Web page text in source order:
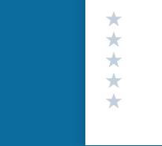
Valutazione